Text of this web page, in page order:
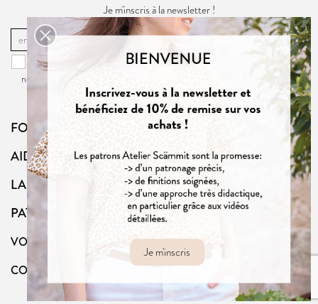
Je m'inscris à la newsletter !
OK
Vous pouvez vous désinscrire à tout moment. Vous trouverez pour cela
nos informations de contact dans la
du site.
FOLLOW US
AIDE
LA BOUTIQUE
PATRONS
VOTRE COMPTE
CONTACT
Je m'inscris